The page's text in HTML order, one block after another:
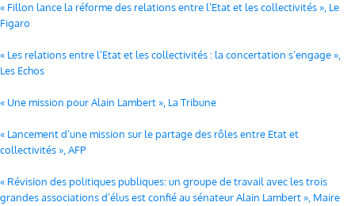
« Fillon lance la réforme des relations entre l’Etat et les collectivités », Le
Figaro
« Les relations entre l’Etat et les collectivités : la concertation s’engage »,
Les Echos
« Une mission pour Alain Lambert », La Tribune
« Lancement d’une mission sur le partage des rôles entre Etat et
collectivités », AFP
« Révision des politiques publiques: un groupe de travail avec les trois
grandes associations d’élus est confié au sénateur Alain Lambert », Maire